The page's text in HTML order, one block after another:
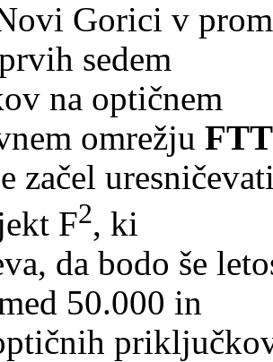
Gorici v
sedem
na optičnem
omrežju
začel
F2, ki
da bodo še
50.000 in